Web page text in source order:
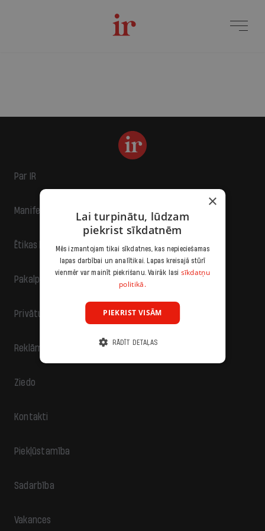
Par IR
Manifests
Ētikas kodekss
Pakalpojumu sniegšanas noteikumi
Privātuma politika
Reklāma
Ziedo
Kontakti
Piekļūstamība
Sadarbība
Vakances
×
Lai turpinātu, lūdzam
piekrist sīkdatnēm
Mēs izmantojam tikai sīkdatnes, kas nepieciešamas
lapas darbībai un analītikai. Lapas kreisajā stūrī
vienmēr var mainīt piekrišanu. Vairāk lasi sīkdatņu
politikā.
PIEKRIST VISĀM
RĀDĪT DETAĻAS